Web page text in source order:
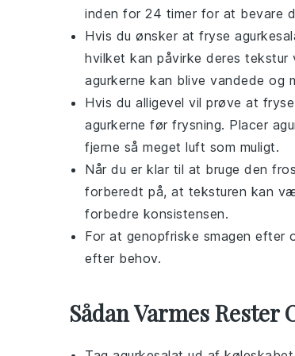
inden for 24 timer for at bevare
Hvis du ønsker at fryse
hvilket kan påvirke deres
agurkerne kan blive vandede og
Hvis du alligevel vil prøve at fryse
agurkerne før frysning. Placer
fjerne så meget luft som muligt.
Når du er klar til at bruge den
forberedt på, at teksturen kan
forbedre konsistensen.
For at genopfriske smagen efter
efter behov.
Sådan Varmes Rester